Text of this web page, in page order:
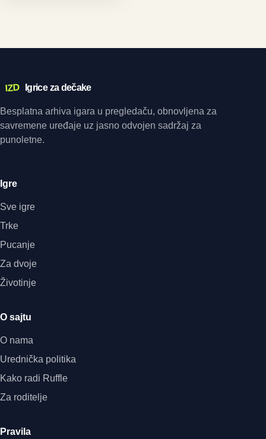
IZD Igrice za dečake
Besplatna arhiva igara u pregledaču, obnovljena za
savremene uređaje uz jasno odvojen sadržaj za
punoletne.
Igre
Sve igre
Trke
Pucanje
Za dvoje
Životinje
O sajtu
O nama
Urednička politika
Kako radi Ruffle
Za roditelje
Pravila